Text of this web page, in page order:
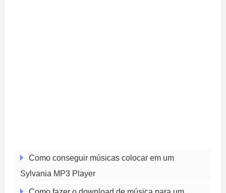
Como conseguir músicas colocar em um
Sylvania MP3 Player